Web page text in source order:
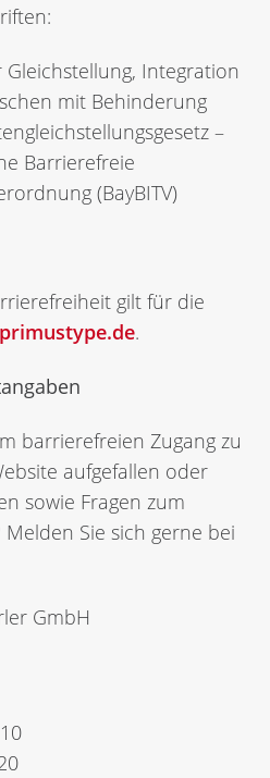
Gleichstellung, Integration
mit Behinderung
–
Barrierefreie
(BayBITV)
gilt für die
.
barrierefreien Zugang zu
aufgefallen oder
sowie Fragen zum
Sie sich gerne bei
GmbH